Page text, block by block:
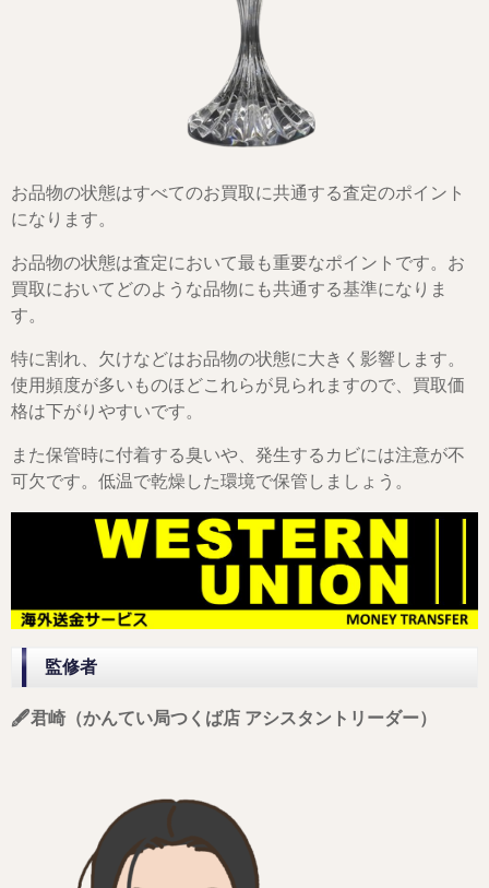
お品物の状態はすべてのお買取に共通する査定のポイント
になります。
お品物の状態は査定において最も重要なポイントです。お
買取においてどのような品物にも共通する基準になりま
す。
特に割れ、欠けなどはお品物の状態に大きく影響します。
使用頻度が多いものほどこれらが見られますので、買取価
格は下がりやすいです。
また保管時に付着する臭いや、発生するカビには注意が不
可欠です。低温で乾燥した環境で保管しましょう。
監修者
🖋️君崎（かんてい局つくば店 アシスタントリーダー）